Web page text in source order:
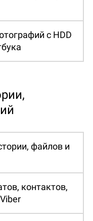
с HDD
файлов и
контактов,